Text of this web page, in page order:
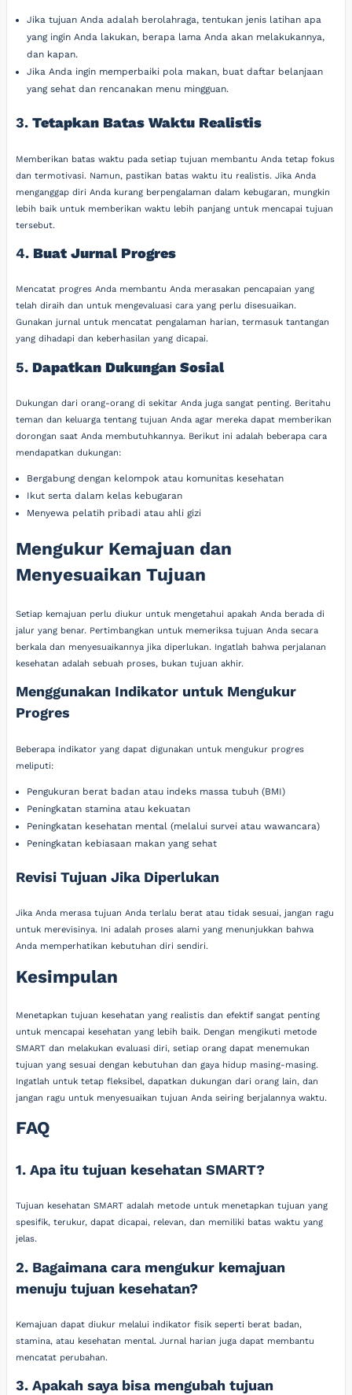
Jika tujuan Anda adalah berolahraga, tentukan jenis latihan apa
yang ingin Anda lakukan, berapa lama Anda akan melakukannya,
dan kapan.
Jika Anda ingin memperbaiki pola makan, buat daftar belanjaan
yang sehat dan rencanakan menu mingguan.
3.Tetapkan Batas Waktu Realistis
Memberikan batas waktu pada setiap tujuan membantu Anda tetap fokus
dan termotivasi. Namun, pastikan batas waktu itu realistis. Jika Anda
menganggap diri Anda kurang berpengalaman dalam kebugaran, mungkin
lebih baik untuk memberikan waktu lebih panjang untuk mencapai tujuan
tersebut.
4. Buat Jurnal Progres
Mencatat progres Anda membantu Anda merasakan pencapaian yang
telah diraih dan untuk mengevaluasi cara yang perlu disesuaikan.
Gunakan jurnal untuk mencatat pengalaman harian, termasuk tantangan
yang dihadapi dan keberhasilan yang dicapai.
5. Dapatkan Dukungan Sosial
Dukungan dari orang-orang di sekitar Anda juga sangat penting. Beritahu
teman dan keluarga tentang tujuan Anda agar mereka dapat memberikan
dorongan saat Anda membutuhkannya. Berikut ini adalah beberapa cara
mendapatkan dukungan:
Bergabung dengan kelompok atau komunitas kesehatan
Ikut serta dalam kelas kebugaran
Menyewa pelatih pribadi atau ahli gizi
Mengukur Kemajuan dan
Menyesuaikan Tujuan
Setiap kemajuan perlu diukur untuk mengetahui apakah Anda berada di
jalur yang benar. Pertimbangkan untuk memeriksa tujuan Anda secara
berkala dan menyesuaikannya jika diperlukan. Ingatlah bahwa perjalanan
kesehatan adalah sebuah proses, bukan tujuan akhir.
Menggunakan Indikator untuk Mengukur
Progres
Beberapa indikator yang dapat digunakan untuk mengukur progres
meliputi:
Pengukuran berat badan atau indeks massa tubuh (BMI)
Peningkatan stamina atau kekuatan
Peningkatan kesehatan mental (melalui survei atau wawancara)
Peningkatan kebiasaan makan yang sehat
Revisi Tujuan Jika Diperlukan
Jika Anda merasa tujuan Anda terlalu berat atau tidak sesuai, jangan ragu
untuk merevisinya. Ini adalah proses alami yang menunjukkan bahwa
Anda memperhatikan kebutuhan diri sendiri.
Kesimpulan
Menetapkan tujuan kesehatan yang realistis dan efektif sangat penting
untuk mencapai kesehatan yang lebih baik. Dengan mengikuti metode
SMART dan melakukan evaluasi diri, setiap orang dapat menemukan
tujuan yang sesuai dengan kebutuhan dan gaya hidup masing-masing.
Ingatlah untuk tetap fleksibel, dapatkan dukungan dari orang lain, dan
jangan ragu untuk menyesuaikan tujuan Anda seiring berjalannya waktu.
FAQ
1. Apa itu tujuan kesehatan SMART?
Tujuan kesehatan SMART adalah metode untuk menetapkan tujuan yang
spesifik, terukur, dapat dicapai, relevan, dan memiliki batas waktu yang
jelas.
2. Bagaimana cara mengukur kemajuan
menuju tujuan kesehatan?
Kemajuan dapat diukur melalui indikator fisik seperti berat badan,
stamina, atau kesehatan mental. Jurnal harian juga dapat membantu
mencatat perubahan.
3. Apakah saya bisa mengubah tujuan